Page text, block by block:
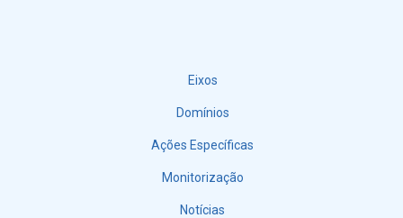
Eixos
Domínios
Ações Específicas
Monitorização
Notícias